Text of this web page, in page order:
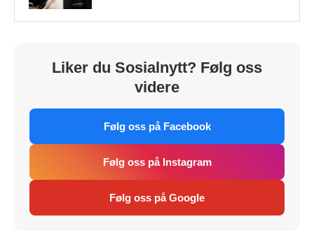
Liker du Sosialnytt? Følg oss
videre
Følg oss på Facebook
Følg oss på Instagram
Følg oss på Google